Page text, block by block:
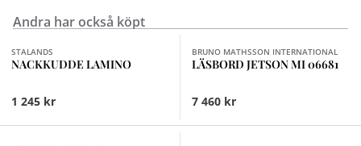
Andra har också köpt
Finns i fler val (3)
STALANDS
NACKKUDDE LAMINO
1 245 kr
BRUNO MATHSSON INTERNATIONAL
LÄSBORD JETSON MI 06681
7 460 kr